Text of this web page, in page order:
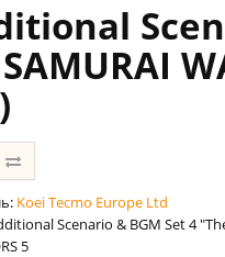
Koei Tecmo Europe Ltd
Scenario & BGM Set 4
5